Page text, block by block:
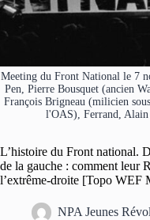
Meeting du Front National le 7
Pen, Pierre Bousquet (ancien
François Brigneau (milicien
l'OAS), Ferrand,
L’histoire du Front national.
de la gauche : comment leur
l’extrême-droite [Topo WEF
NPA Jeunes